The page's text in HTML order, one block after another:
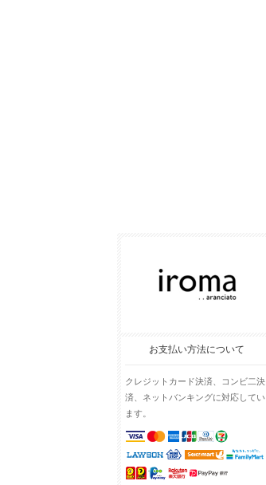
お支払い方法について
クレジットカード決済、コンビ二決
済、ネットバンキングに対応してい
ます。